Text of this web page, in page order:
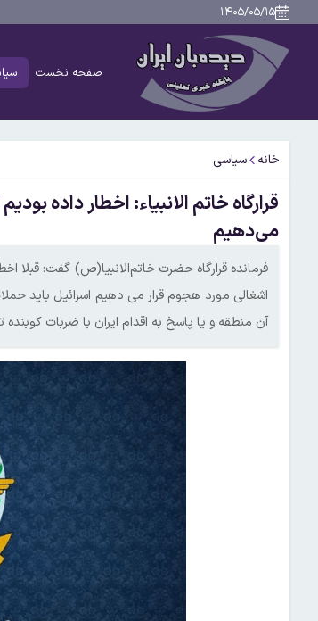
۱۴۰۵/۰۵/۱۵
صفحه نخست
خانه سیاسی
قرارگاه خاتم الانبیاء: اخطار داده
می‌دهیم
فرمانده قرارگاه حضرت خاتم‌الانبیا(ص) گفت:
اشغالی مورد هجوم قرار می دهیم اسرائیل باید
آن منطقه و یا پاسخ به اقدام ایران با ضربات